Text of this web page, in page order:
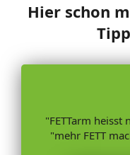
Hier schon
"FETTarm
"mehr FETT